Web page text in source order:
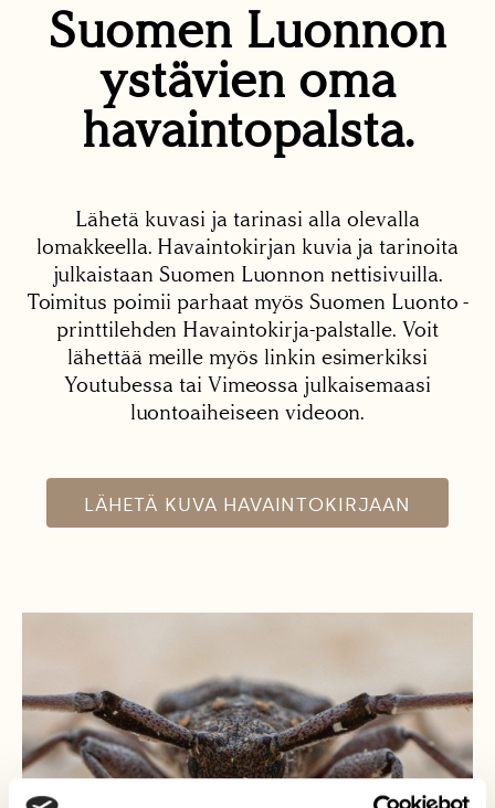
Suomen Luonnon
ystävien oma
havaintopalsta.
Lähetä kuvasi ja tarinasi alla olevalla
lomakkeella. Havaintokirjan kuvia ja tarinoita
julkaistaan Suomen Luonnon nettisivuilla.
Toimitus poimii parhaat myös Suomen Luonto -
printtilehden Havaintokirja-palstalle. Voit
lähettää meille myös linkin esimerkiksi
Youtubessa tai Vimeossa julkaisemaasi
luontoaiheiseen videoon.
LÄHETÄ KUVA HAVAINTOKIRJAAN